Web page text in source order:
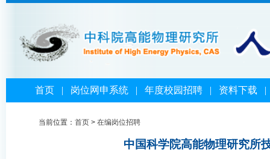
首页| 岗位网申系统| 年度校园招聘| 资料下载
当前位置： 首页 > 在编岗位招聘
中国科学院高能物理研究所